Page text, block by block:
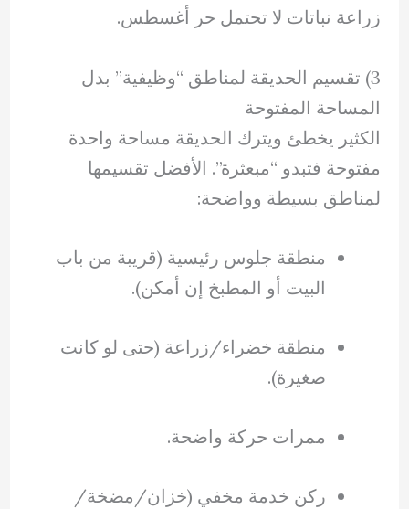
زراعة نباتات لا تحتمل حر أغسطس.
3) تقسيم الحديقة لمناطق “وظيفية” بدل
المساحة المفتوحة
الكثير يخطئ ويترك الحديقة مساحة واحدة
مفتوحة فتبدو “مبعثرة”. الأفضل تقسيمها
لمناطق بسيطة وواضحة:
منطقة جلوس رئيسية (قريبة من باب
البيت أو المطبخ إن أمكن).
منطقة خضراء/زراعة (حتى لو كانت
صغيرة).
ممرات حركة واضحة.
ركن خدمة مخفي (خزان/مضخة/